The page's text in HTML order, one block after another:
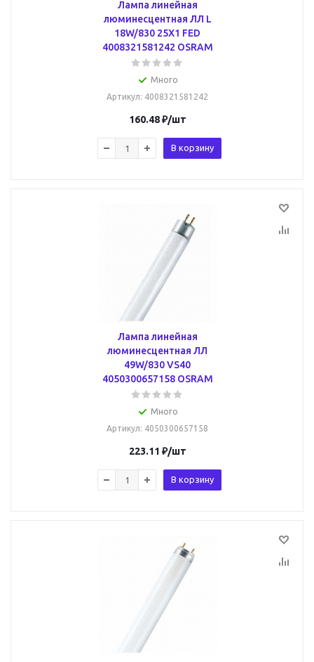
Лампа линейная
люминесцентная ЛЛ L
18W/830 25X1 FED
4008321581242 OSRAM
Много
Артикул: 4008321581242
160.48₽/шт
В корзину
Лампа линейная
люминесцентная ЛЛ
49W/830 VS40
4050300657158 OSRAM
Много
Артикул: 4050300657158
223.11 ₽/шт
В корзину